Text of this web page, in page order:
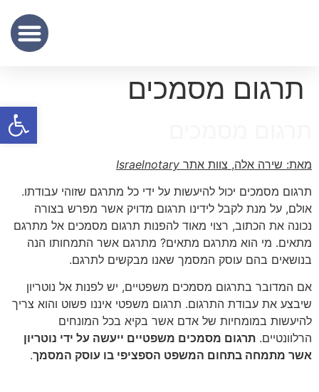
תרגום מסמכים
מאת: שירה אלה, צוות אתר Israelnotary
תרגום מסמכים יכול להיעשות על ידי כל מתרגם שזוהי עבודתו.
אולם, על מנת לקבל לידינו תרגום מדויק אשר מפרש בצורה
נכונה את הכתוב, רצוי מאוד להפנות תרגום מסמכים אל מתרגם
מתאים. מי הוא מתרגם מתאים? מתרגם אשר התמחותו הנה
בנושאים בהם עוסק המסמך שאנו מבקשים לתרגם.
אם המדובר בתרגום מסמכים משפטיים, יש לפנות אל נוטריון
שיבצע את עבודת התרגום. תרגום משפטי איננו פשוט והוא צריך
להיעשות במומחיות של אדם אשר בקיא בכל המונחים
הרלוונטיים. תרגום מסמכים משפטיים ייעשה על ידי נוטריון
אשר מתמחה בתחום המשפט הספציפי בו עוסק המסמך.
פתח